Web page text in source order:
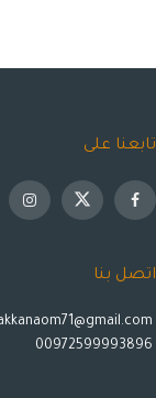
تابعنا على
اتصل بنا